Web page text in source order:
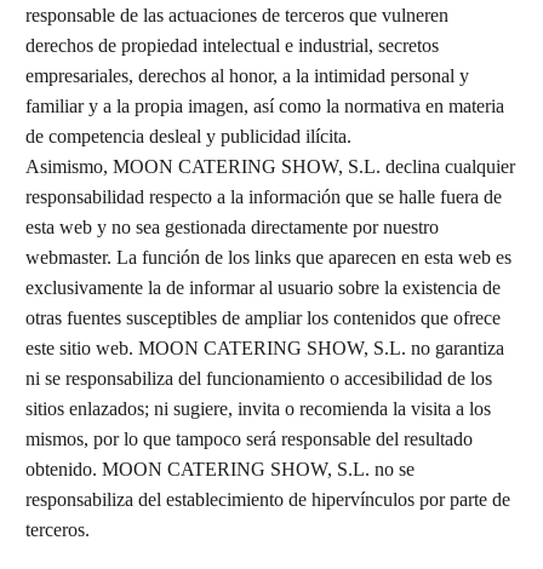
responsable de las actuaciones de terceros que vulneren
derechos de propiedad intelectual e industrial, secretos
empresariales, derechos al honor, a la intimidad personal y
familiar y a la propia imagen, así como la normativa en materia
de competencia desleal y publicidad ilícita.
Asimismo, MOON CATERING SHOW, S.L. declina cualquier
responsabilidad respecto a la información que se halle fuera de
esta web y no sea gestionada directamente por nuestro
webmaster. La función de los links que aparecen en esta web es
exclusivamente la de informar al usuario sobre la existencia de
otras fuentes susceptibles de ampliar los contenidos que ofrece
este sitio web. MOON CATERING SHOW, S.L. no garantiza
ni se responsabiliza del funcionamiento o accesibilidad de los
sitios enlazados; ni sugiere, invita o recomienda la visita a los
mismos, por lo que tampoco será responsable del resultado
obtenido. MOON CATERING SHOW, S.L. no se
responsabiliza del establecimiento de hipervínculos por parte de
terceros.